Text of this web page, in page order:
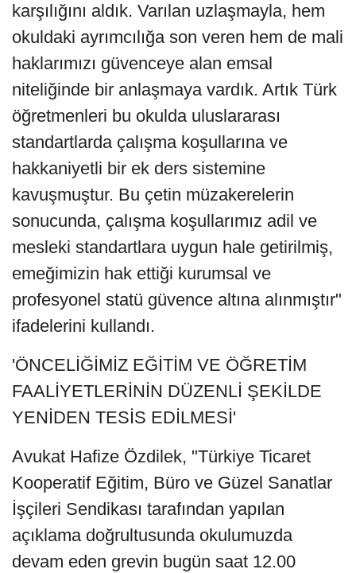
karşılığını aldık. Varılan uzlaşmayla, hem
okuldaki ayrımcılığa son veren hem de mali
haklarımızı güvenceye alan emsal
niteliğinde bir anlaşmaya vardık. Artık Türk
öğretmenleri bu okulda uluslararası
standartlarda çalışma koşullarına ve
hakkaniyetli bir ek ders sistemine
kavuşmuştur. Bu çetin müzakerelerin
sonucunda, çalışma koşullarımız adil ve
mesleki standartlara uygun hale getirilmiş,
emeğimizin hak ettiği kurumsal ve
profesyonel statü güvence altına alınmıştır"
ifadelerini kullandı.
'ÖNCELİĞİMİZ EĞİTİM VE ÖĞRETİM
FAALİYETLERİNİN DÜZENLİ ŞEKİLDE
YENİDEN TESİS EDİLMESİ'
Avukat Hafize Özdilek, "Türkiye Ticaret
Kooperatif Eğitim, Büro ve Güzel Sanatlar
İşçileri Sendikası tarafından yapılan
açıklama doğrultusunda okulumuzda
devam eden grevin bugün saat 12.00